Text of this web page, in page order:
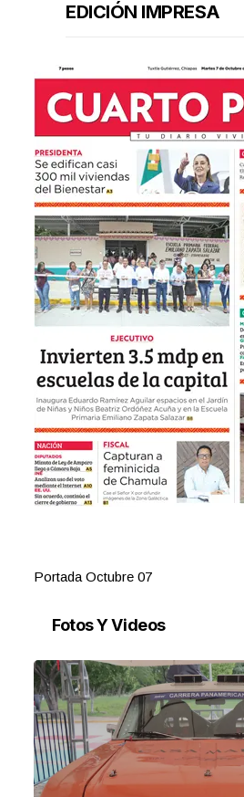
EDICIÓN IMPRESA
Portada Octubre 07
Fotos Y Videos